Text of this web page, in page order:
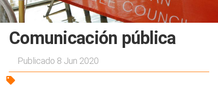
Comunicación pública
Publicado 8 Jun 2020